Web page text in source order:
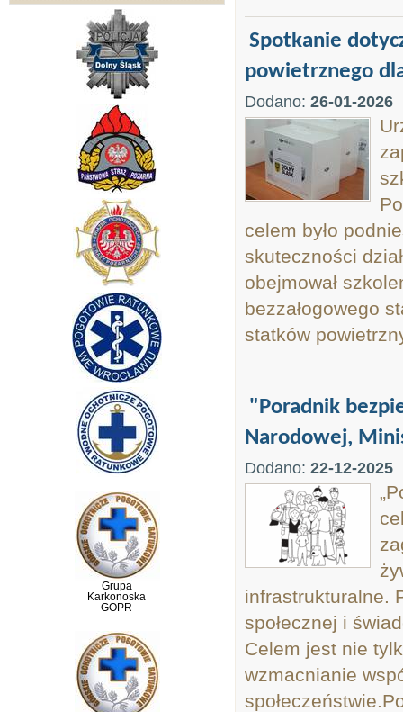
Grupa
Karkonoska
GOPR
Spotkanie
powietrznego
Dodano: 26-01-2026
celem było
skuteczności
obejmował
bezzałogowego
statków
"Poradnik
Narodowej,
Dodano: 22-12-2025
infrastrukturalne.
społecznej i
Celem jest nie
wzmacnianie